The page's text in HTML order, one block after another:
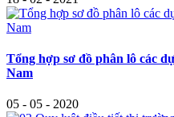
Tổng hợp sơ đồ phân lô các
Nam
05 - 05 - 2020